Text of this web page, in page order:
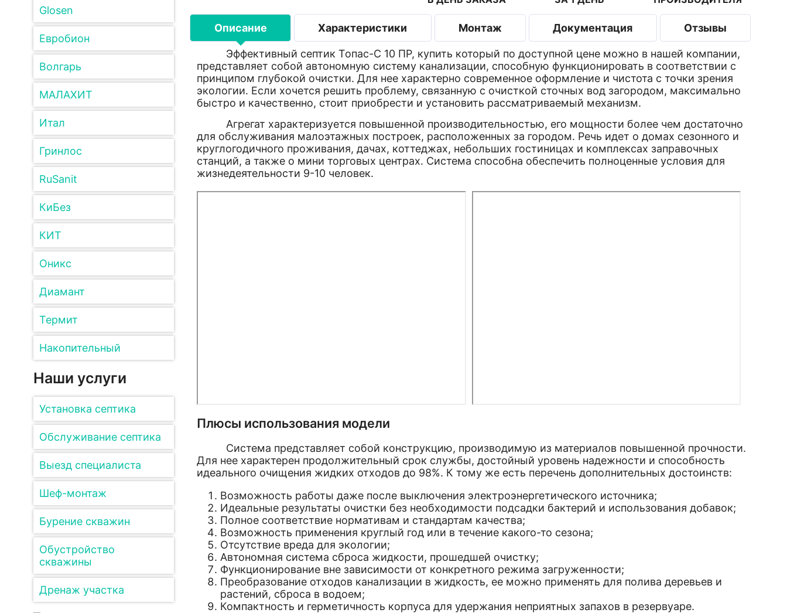
Glosen
Евробион
Волгарь
МАЛАХИТ
Итал
Гринлос
RuSanit
КиБез
КИТ
Оникс
Диамант
Термит
Накопительный
Наши услуги
Установка септика
Обслуживание септика
Выезд специалиста
Шеф-монтаж
Бурение скважин
Обустройство
скважины
Дренаж участка
Описание Характеристики Монтаж Документация Отзывы
Эффективный септик Топас-С 10 ПР, купить который по доступной цене можно в нашей компании,
представляет собой автономную систему канализации, способную функционировать в соответствии с
принципом глубокой очистки. Для нее характерно современное оформление и чистота с точки зрения
экологии. Если хочется решить проблему, связанную с очисткой сточных вод загородом, максимально
быстро и качественно, стоит приобрести и установить рассматриваемый механизм.
Агрегат характеризуется повышенной производительностью, его мощности более чем достаточно
для обслуживания малоэтажных построек, расположенных за городом. Речь идет о домах сезонного и
круглогодичного проживания, дачах, коттеджах, небольших гостиницах и комплексах заправочных
станций, а также о мини торговых центрах. Система способна обеспечить полноценные условия для
жизнедеятельности 9-10 человек.
Плюсы использования модели
Система представляет собой конструкцию, производимую из материалов повышенной прочности.
Для нее характерен продолжительный срок службы, достойный уровень надежности и способность
идеального очищения жидких отходов до 98%. К тому же есть перечень дополнительных достоинств:
Возможность работы даже после выключения электроэнергетического источника;
Идеальные результаты очистки без необходимости подсадки бактерий и использования добавок;
Полное соответствие нормативам и стандартам качества;
Возможность применения круглый год или в течение какого-то сезона;
Отсутствие вреда для экологии;
Автономная система сброса жидкости, прошедшей очистку;
Функционирование вне зависимости от конкретного режима загруженности;
Преобразование отходов канализации в жидкость, ее можно применять для полива деревьев и
растений, сброса в водоем;
Компактность и герметичность корпуса для удержания неприятных запахов в резервуаре.